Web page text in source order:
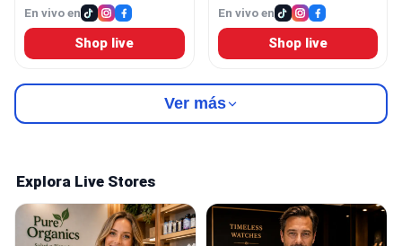
En vivo en
Shop live
En vivo en
Shop live
Ver más
Explora Live Stores